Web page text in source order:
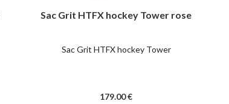
Sac Grit HTFX hockey Tower rose
Sac Grit HTFX hockey Tower
179.00€